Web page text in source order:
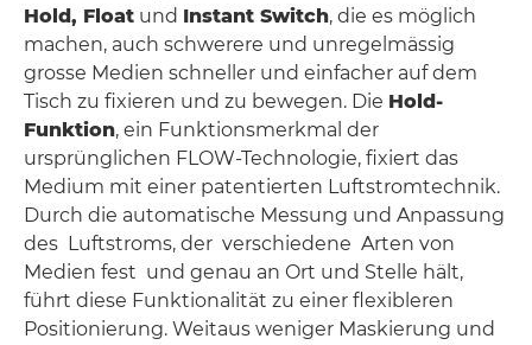
Hold, Float und Instant Switch, die es möglich
machen, auch schwerere und unregelmässig
grosse Medien schneller und einfacher auf dem
Tisch zu fixieren und zu bewegen. Die Hold-
Funktion, ein Funktionsmerkmal der
ursprünglichen FLOW-Technologie, fixiert das
Medium mit einer patentierten Luftstromtechnik.
Durch die automatische Messung und Anpassung
des Luftstroms, der verschiedene Arten von
Medien fest und genau an Ort und Stelle hält,
führt diese Funktionalität zu einer flexibleren
Positionierung. Weitaus weniger Maskierung und